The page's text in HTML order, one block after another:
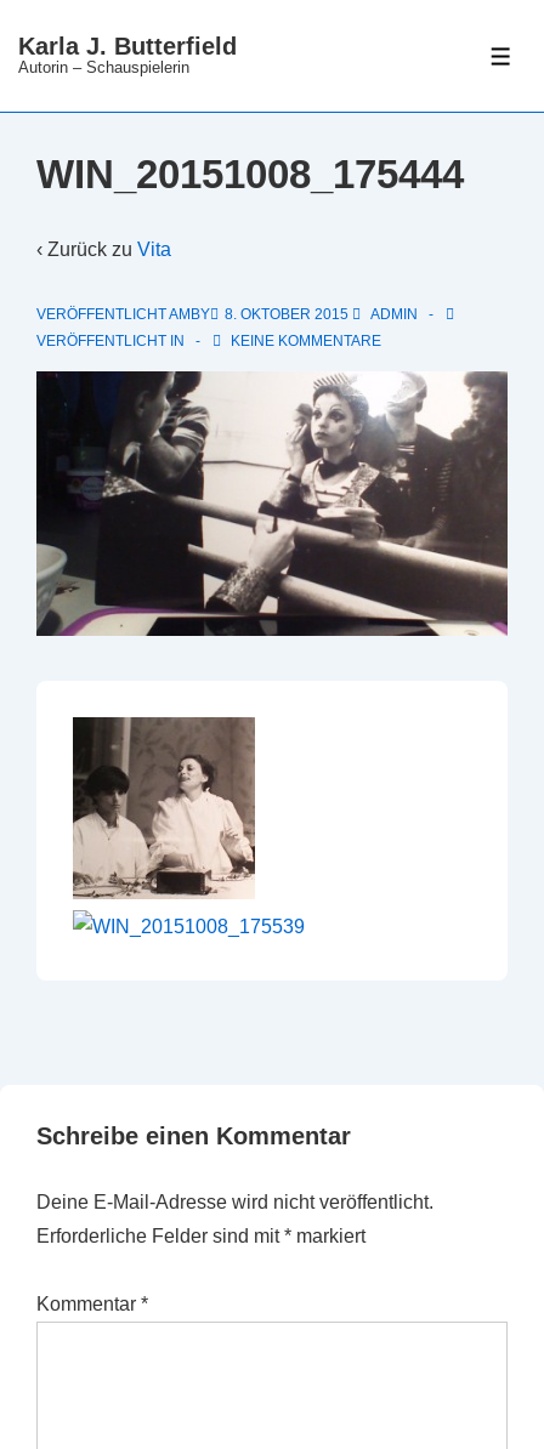
ZumKarla J. Butterfield
Autorin – Schauspielerin
WIN_20151008_175444
‹ Zurück zu Vita
VERÖFFENTLICHT AMBY 8. OKTOBER 2015
ADMIN
VERÖFFENTLICHT IN
KEINE KOMMENTARE
Schreibe einen Kommentar
Deine E-Mail-Adresse wird nicht veröffentlicht.
Erforderliche Felder sind mit* markiert
Kommentar *